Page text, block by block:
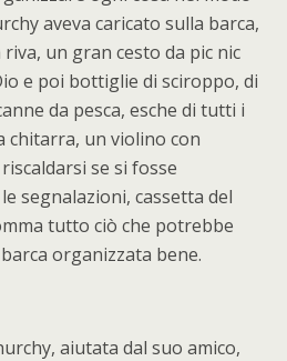
aveva caricato sulla barca,
un gran cesto da pic nic
e poi bottiglie di sciroppo, di
da pesca, esche di tutti i
chitarra, un violino con
se si fosse
segnalazioni, cassetta del
tutto ciò che potrebbe
organizzata bene.
aiutata dal suo amico,